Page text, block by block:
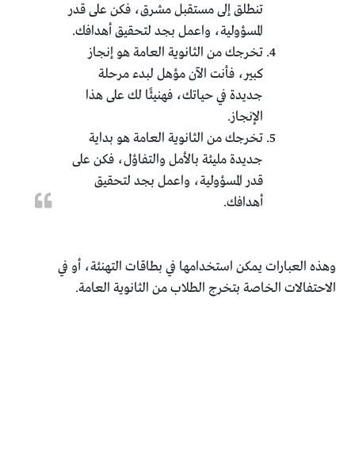
تنطلق إلى مستقبل مشرق، فكن على قدر
المسؤولية، واعمل بجد لتحقيق أهدافك.
تخرجك من الثانوية العامة هو إنجاز
كبير، فأنت الآن مؤهل لبدء مرحلة
جديدة في حياتك، فهنيئًا لك على هذا
الإنجاز.
تخرجك من الثانوية العامة هو بداية
جديدة مليئة بالأمل والتفاؤل، فكن على
قدر المسؤولية، واعمل بجد لتحقيق
أهدافك.
وهذه العبارات يمكن استخدامها في بطاقات التهنئة، أو في
الاحتفالات الخاصة بتخرج الطلاب من الثانوية العامة.